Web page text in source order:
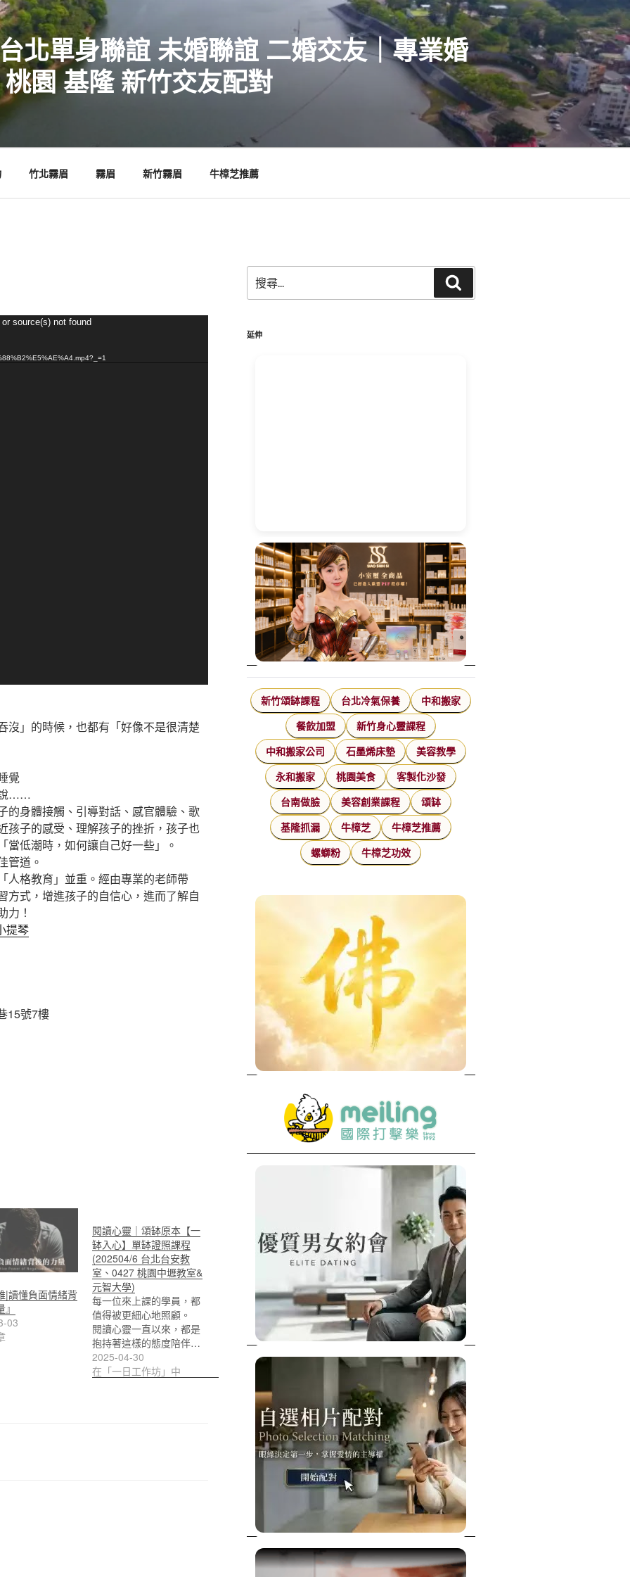
北單身聯誼 未婚聯誼 二婚交友｜專業婚
園 基隆 新竹交友配對
竹北霧眉 霧眉 新竹霧眉 牛樟芝推薦
source(s) not found
沒」的時候，也都有「好像不是很清楚
覺
說……
的身體接觸、引導對話、感官體驗、歌
孩子的感受、理解孩子的挫折，孩子也
低潮時，如何讓自己好一些」。
管道。
人格教育」並重。經由專業的老師帶
方式，增進孩子的自信心，進而了解自
力！
提琴
15號7樓
|讀懂負面情緒背
03
閱讀心靈｜頌缽原本【一
缽入心】單缽證照課程
(202504/6 台北台安教
室、0427 桃園中壢教室&
元智大學)
每一位來上課的學員，都
值得被更細心地照顧。
閱讀心靈一直以來，都是
抱持著這樣的態度陪伴…
2025-04-30
在「一日工作坊」中
尋
關
字:
尋
延伸
新竹頌缽課程 台北冷氣保養 中和搬家
餐飲加盟 新竹身心靈課程
中和搬家公司 石墨烯床墊 美容教學
永和搬家 桃園美食 客製化沙發
台南做臉 美容創業課程 頌缽
基隆抓漏 牛樟芝 牛樟芝推薦
螺螄粉 牛樟芝功效